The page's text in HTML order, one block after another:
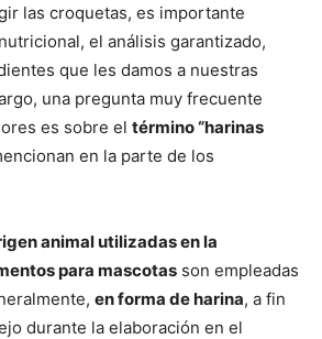
las croquetas, es importante
el análisis garantizado,
que les damos a nuestras
una pregunta muy frecuente
es sobre el término “harinas
en la parte de los
animal utilizadas en la
para mascotas son empleadas
en forma de harina, a fin
durante la elaboración en el